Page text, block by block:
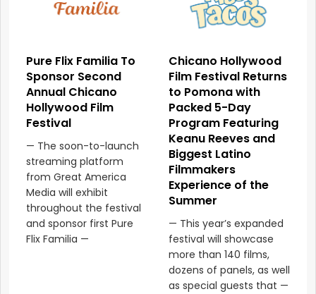
Pure Flix Familia To
Sponsor Second
Annual Chicano
Hollywood Film
Festival
— The soon-to-launch
streaming platform
from Great America
Media will exhibit
throughout the festival
and sponsor first Pure
Flix Familia —
Chicano Hollywood
Film Festival Returns
to Pomona with
Packed 5-Day
Program Featuring
Keanu Reeves and
Biggest Latino
Filmmakers
Experience of the
Summer
— This year’s expanded
festival will showcase
more than 140 films,
dozens of panels, as well
as special guests that —